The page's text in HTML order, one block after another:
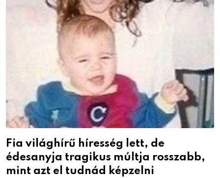
Fia világhírű híresség lett, de
édesanyja tragikus múltja rosszabb,
mint azt el tudnád képzelni